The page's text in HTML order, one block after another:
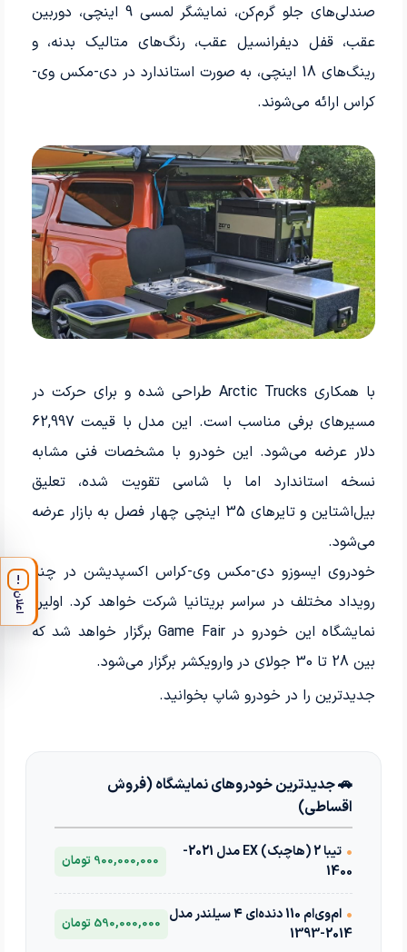
صندلی‌های جلو گرم‌کن، نمایشگر لمسی 9 اینچی، دوربین
عقب، قفل دیفرانسیل عقب، رنگ‌های متالیک بدنه، و
رینگ‌های 18 اینچی، به صورت استاندارد در دی-مکس وی-
کراس ارائه می‌شوند.
با همکاری Arctic Trucks طراحی شده و برای حرکت در
مسیرهای برفی مناسب است. این مدل با قیمت 62,997
دلار عرضه می‌شود. این خودرو با مشخصات فنی مشابه
نسخه استاندارد اما با شاسی تقویت شده، تعلیق
بیل‌اشتاین و تایرهای 35 اینچی چهار فصل به بازار عرضه
می‌شود.
خودروی ایسوزو دی-مکس وی-کراس اکسپدیشن در چند
رویداد مختلف در سراسر بریتانیا شرکت خواهد کرد. اولین
نمایشگاه این خودرو در Game Fair برگزار خواهد شد که
بین 28 تا 30 جولای در وارویکشر برگزار می‌شود.
جدیدترین را در خودرو شاپ بخوانید.
🚗 جدیدترین خودروهای نمایشگاه (فروش
اقساطی)
•
تیبا 2 (هاچبک) EX مدل 2021-
1400
900,000,000 تومان
•
ام‌وی‌ام 110 دنده‌ای ۴ سیلندر مدل
2014-1393
590,000,000 تومان
!
اعلان